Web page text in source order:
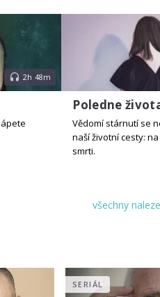
2h 48m
Poledne
Vědomí stárnutí se
naší životní cesty:
smrti.
všechny
SERIÁL